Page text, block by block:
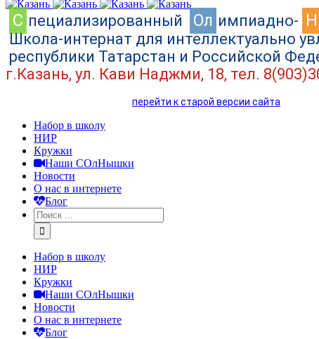
C пециализированный Ол импиадно- Н
Школа-интернат для интеллектуально
республики Татарстан и Российской
г.Казань, ул. Кави Наджми, 18, тел.
перейти к старой версии сайта
Набор в школу
НИР
Кружки
Наши СОлНышки
Новости
О нас в интернете
Блог
Набор в школу
НИР
Кружки
Наши СОлНышки
Новости
О нас в интернете
Блог